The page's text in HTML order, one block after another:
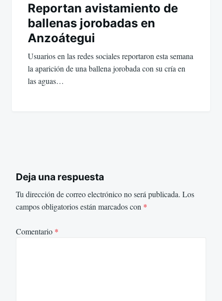
Reportan avistamiento de
ballenas jorobadas en
Anzoátegui
Usuarios en las redes sociales reportaron esta semana
la aparición de una ballena jorobada con su cría en
las aguas…
Deja una respuesta
Tu dirección de correo electrónico no será publicada. Los
campos obligatorios están marcados con *
Comentario *